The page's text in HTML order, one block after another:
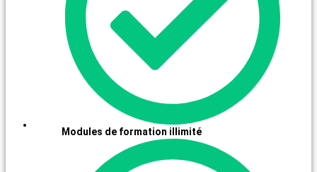
Modules de formation illimité